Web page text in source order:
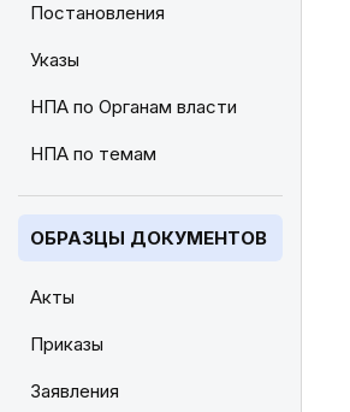
Постановления
Указы
НПА по Органам власти
НПА по темам
ОБРАЗЦЫ ДОКУМЕНТОВ
Акты
Приказы
Заявления